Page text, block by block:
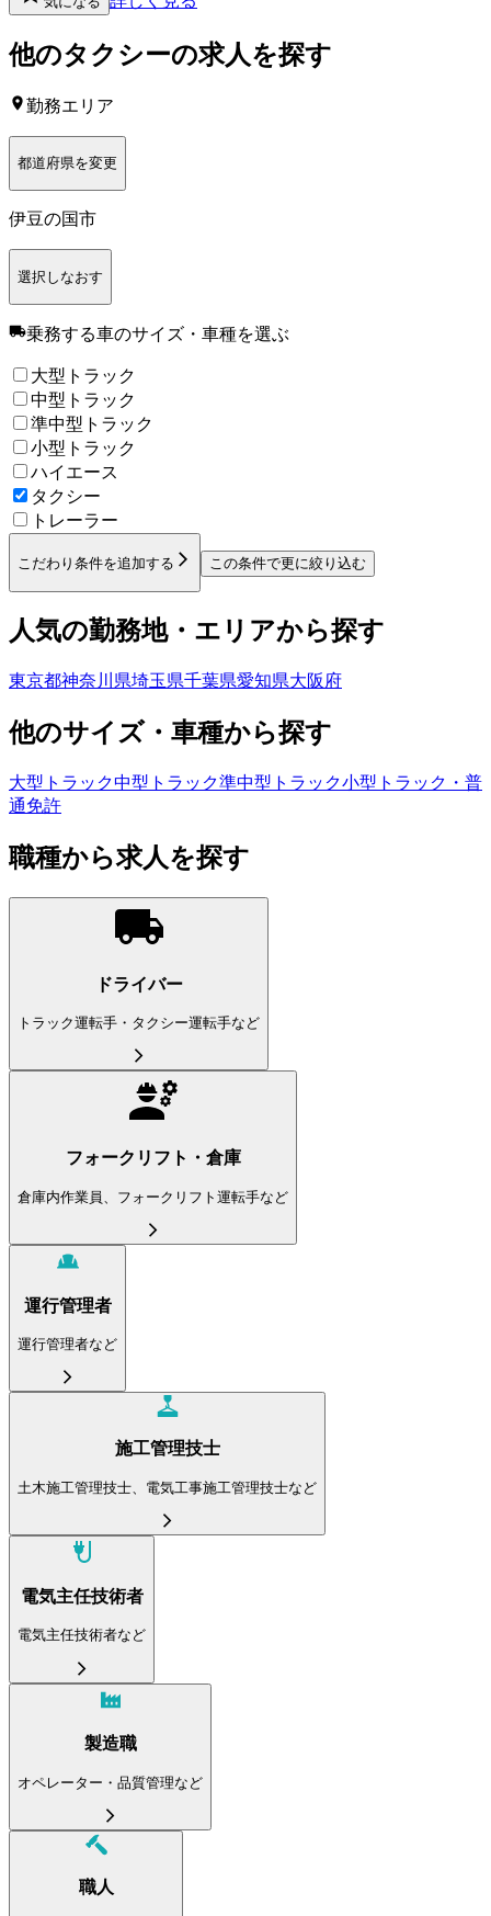
他のタクシーの求人を探す
勤務エリア
都道府県を変更
伊豆の国市
選択しなおす
乗務する車のサイズ・車種を選ぶ
大型トラック
中型トラック
準中型トラック
小型トラック
ハイエース
タクシー
トレーラー
こだわり条件を追加する この条件で更に絞り込む
人気の勤務地・エリアから探す
東京都神奈川県埼玉県千葉県愛知県大阪府
他のサイズ・車種から探す
大型トラック中型トラック準中型トラック小型トラック・普
通免許
職種から求人を探す
ドライバー
トラック運転手・タクシー運転手など
フォークリフト・倉庫
倉庫内作業員、フォークリフト運転手など
運行管理者
運行管理者など
施工管理技士
土木施工管理技士、電気工事施工管理技士など
電気主任技術者
電気主任技術者など
製造職
オペレーター・品質管理など
職人